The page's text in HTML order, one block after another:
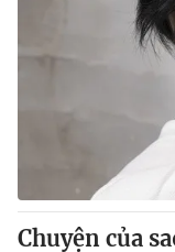
Chuyện của